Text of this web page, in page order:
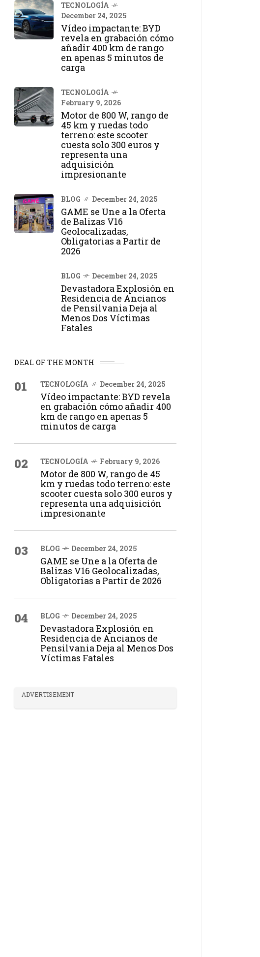
TECNOLOGÍA
December 24, 2025
Vídeo impactante: BYD
revela en grabación cómo
añadir 400 km de rango
en apenas 5 minutos de
carga
TECNOLOGÍA
February 9, 2026
Motor de 800 W, rango de
45 km y ruedas todo
terreno: este scooter
cuesta solo 300 euros y
representa una
adquisición
impresionante
BLOG December 24, 2025
GAME se Une a la Oferta
de Balizas V16
Geolocalizadas,
Obligatorias a Partir de
2026
BLOG December 24, 2025
Devastadora Explosión en
Residencia de Ancianos
de Pensilvania Deja al
Menos Dos Víctimas
Fatales
DEAL OF THE MONTH
01 TECNOLOGÍA December 24, 2025
Vídeo impactante: BYD revela
en grabación cómo añadir 400
km de rango en apenas 5
minutos de carga
02 TECNOLOGÍA February 9, 2026
Motor de 800 W, rango de 45
km y ruedas todo terreno: este
scooter cuesta solo 300 euros y
representa una adquisición
impresionante
03 BLOG December 24, 2025
GAME se Une a la Oferta de
Balizas V16 Geolocalizadas,
Obligatorias a Partir de 2026
04 BLOG December 24, 2025
Devastadora Explosión en
Residencia de Ancianos de
Pensilvania Deja al Menos Dos
Víctimas Fatales
ADVERTISEMENT